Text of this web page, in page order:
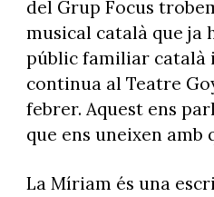
del Grup Focus
musical català que ja
públic familiar català
continua al Teatre
febrer. Aquest ens
que ens uneixen amb
La Míriam és una